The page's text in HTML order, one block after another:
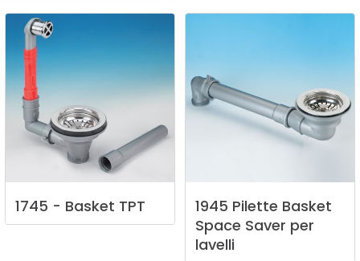
1745 - Basket TPT 1945 Pilette Basket
Space Saver per
lavelli